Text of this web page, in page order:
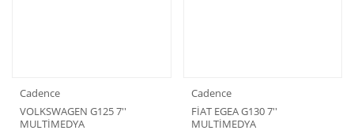
Cadence
VOLKSWAGEN G125 7''
MULTİMEDYA
Cadence
FİAT EGEA G130 7''
MULTİMEDYA